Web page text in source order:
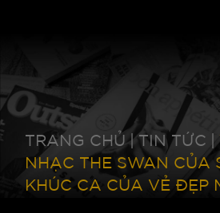
TRANG CHỦ |TIN TỨC |
NHẠC THE SWAN CỦA
KHÚC CA CỦA VẺ ĐẸP